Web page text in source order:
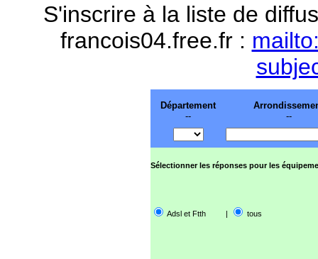
S'inscrire à la liste de
francois04.free.fr :
Département
--
--
Sélectionner les réponses pour les
Adsl et Ftth | tous